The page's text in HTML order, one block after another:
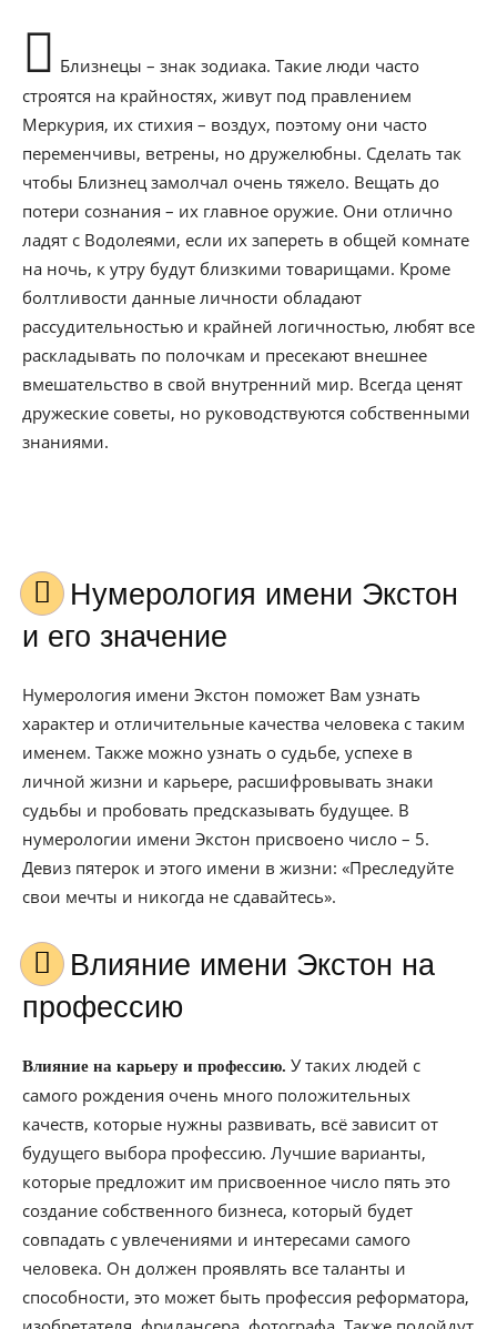
Близнецы – знак зодиака. Такие люди часто
строятся на крайностях, живут под правлением
Меркурия, их стихия – воздух, поэтому они часто
переменчивы, ветрены, но дружелюбны. Сделать так
чтобы Близнец замолчал очень тяжело. Вещать до
потери сознания – их главное оружие. Они отлично
ладят с Водолеями, если их запереть в общей комнате
на ночь, к утру будут близкими товарищами. Кроме
болтливости данные личности обладают
рассудительностью и крайней логичностью, любят все
раскладывать по полочкам и пресекают внешнее
вмешательство в свой внутренний мир. Всегда ценят
дружеские советы, но руководствуются собственными
знаниями.
Нумерология имени Экстон
и его значение
Нумерология имени Экстон поможет Вам узнать
характер и отличительные качества человека с таким
именем. Также можно узнать о судьбе, успехе в
личной жизни и карьере, расшифровывать знаки
судьбы и пробовать предсказывать будущее. В
нумерологии имени Экстон присвоено число – 5.
Девиз пятерок и этого имени в жизни: «Преследуйте
свои мечты и никогда не сдавайтесь».
Влияние имени Экстон на
профессию
Влияние на карьеру и профессию. У таких людей с
самого рождения очень много положительных
качеств, которые нужны развивать, всё зависит от
будущего выбора профессию. Лучшие варианты,
которые предложит им присвоенное число пять это
создание собственного бизнеса, который будет
совпадать с увлечениями и интересами самого
человека. Он должен проявлять все таланты и
способности, это может быть профессия реформатора,